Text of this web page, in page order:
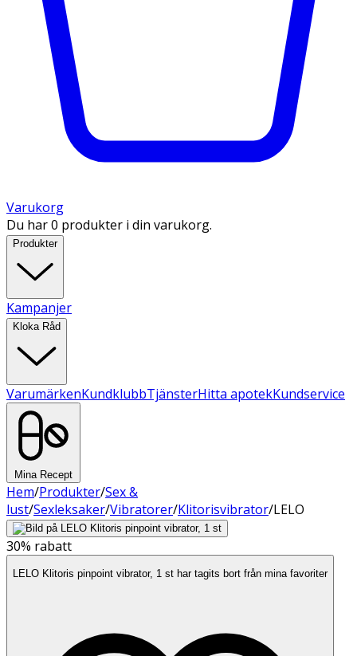
Varukorg
Du har 0 produkter i din varukorg.
Produkter
Kampanjer
Kloka Råd
VarumärkenKundklubbTjänsterHitta apotekKundservice
Mina Recept
Hem/Produkter/Sex &
lust/Sexleksaker/Vibratorer/Klitorisvibrator/LELO
30% rabatt
LELO Klitoris pinpoint vibrator, 1 st har tagits bort från mina favoriter